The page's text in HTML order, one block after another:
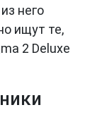
него
ищут те,
2 Deluxe